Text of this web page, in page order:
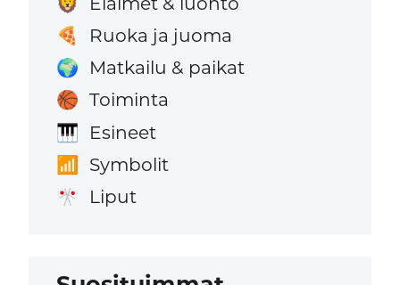
🍕 Ruoka ja juoma
🌍 Matkailu & paikat
🏀 Toiminta
🎹 Esineet
📶 Symbolit
🎌 Liput